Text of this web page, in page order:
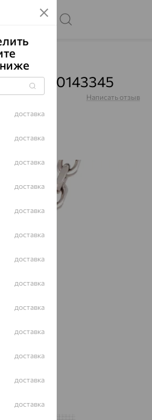
81040143345
Написать отзыв
доставка
доставка
доставка
доставка
доставка
доставка
доставка
доставка
доставка
доставка
доставка
доставка
доставка